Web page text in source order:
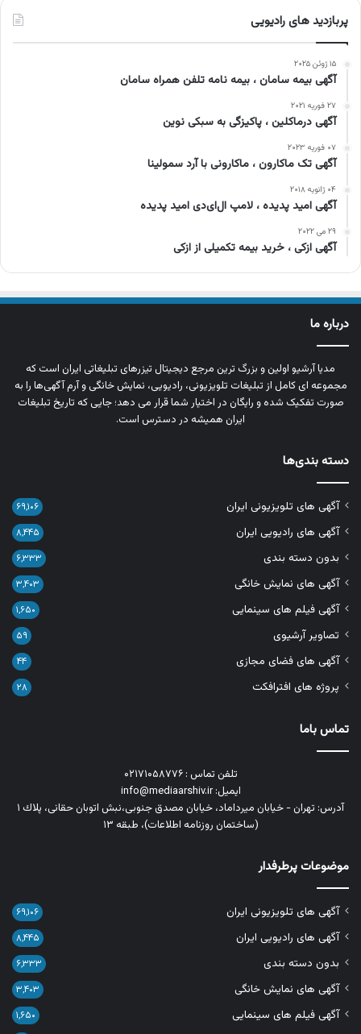
پربازدید های رادیویی
۱۵ ژوئن ۲۰۲۵
آگهی بیمه سامان ، بیمه نامه تلفن همراه سامان
۲۷ فوریه ۲۰۲۱
آگهی درماکلین ، پاکیزگی به سبکی نوین
۰۷ فوریه ۲۰۲۳
آگهی تک ماکارون ، ماکارونی با آرد سمولینا
۰۴ ژانویه ۲۰۱۸
آگهی امید پدیده ، لامپ ال‌ای‌دی امید پدیده
۲۹ می ۲۰۲۲
آگهی ازکی ، خرید بیمه تکمیلی از ازکی
درباره ما
مدیا آرشیو اولین و بزرگ‌ ترین مرجع دیجیتال تیزرهای تبلیغاتی ایران است که
مجموعه‌ ای کامل از تبلیغات تلویزیونی، رادیویی، نمایش خانگی و آرم‌ آگهی‌ها را به‌
صورت تفکیک‌ شده و رایگان در اختیار شما قرار می‌ دهد؛ جایی که تاریخ تبلیغات
ایران همیشه در دسترس است.
دسته بندی‌ها
آگهی های تلویزیونی ایران ۶۹,۱۰۶
آگهی های رادیویی ایران ۸,۴۴۵
بدون دسته بندی ۶,۳۳۳
آگهی های نمایش خانگی ۳,۴۰۳
آگهی فیلم های سینمایی ۱,۶۵۰
تصاویر آرشیوی ۵۹
آگهی های فضای مجازی ۴۴
پروژه های افترافکت ۲۸
تماس باما
تلفن تماس : ۰۲۱۷۱۰۵۸۷۷۶
ایمیل: info@mediaarshiv.ir
آدرس: تهران - خیابان میرداماد، خیابان مصدق جنوبی،نبش اتوبان حقانی، پلاك ١
(ساختمان روزنامه اطلاعات)، طبقه ۱۳
موضوعات پرطرفدار
آگهی های تلویزیونی ایران ۶۹,۱۰۶
آگهی های رادیویی ایران ۸,۴۴۵
بدون دسته بندی ۶,۳۳۳
آگهی های نمایش خانگی ۳,۴۰۳
آگهی فیلم های سینمایی ۱,۶۵۰